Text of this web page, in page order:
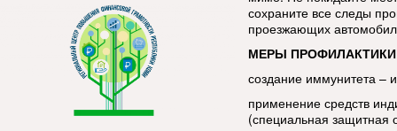
сохраните все следы
проезжающих
МЕРЫ
создание иммунитета –
применение средств
(специальная защитная